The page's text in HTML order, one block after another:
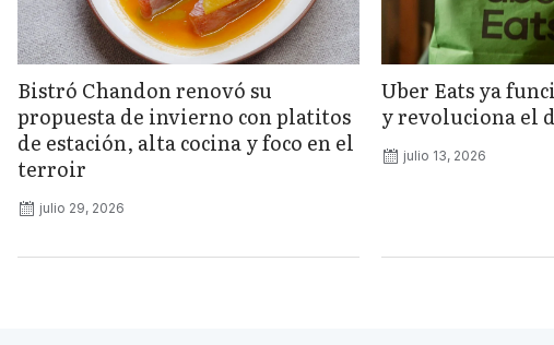
Bistró Chandon renovó su
propuesta de invierno con platitos
de estación, alta cocina y foco en el
terroir
julio 29, 2026
Uber Eats ya
y revoluciona el
julio 13, 2026